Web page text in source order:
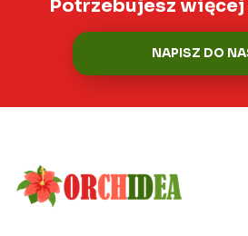
Potrzebujesz
NAPISZ DO